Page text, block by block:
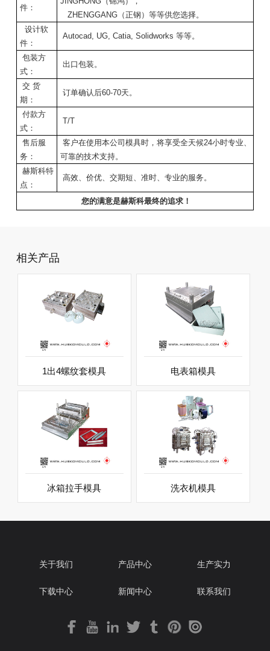
件：
ZHENGGANG（正钢）等等供您选择。
设计软
件：
Autocad, UG, Catia, Solidworks 等等。
包装方
式：
出口包装。
交 货
期：
订单确认后60-70天。
付款方
式：
T/T
售后服
务：
客户在使用本公司模具时，将享受全天候24小时专业、
可靠的技术支持。
赫斯科特
点：
高效、价优、交期短、准时、专业的服务。
您的满意是赫斯科最终的追求！
相关产品
1出4螺纹套模具 电表箱模具
冰箱拉手模具 洗衣机模具
关于我们 产品中心 生产实力
下载中心 新闻中心 联系我们